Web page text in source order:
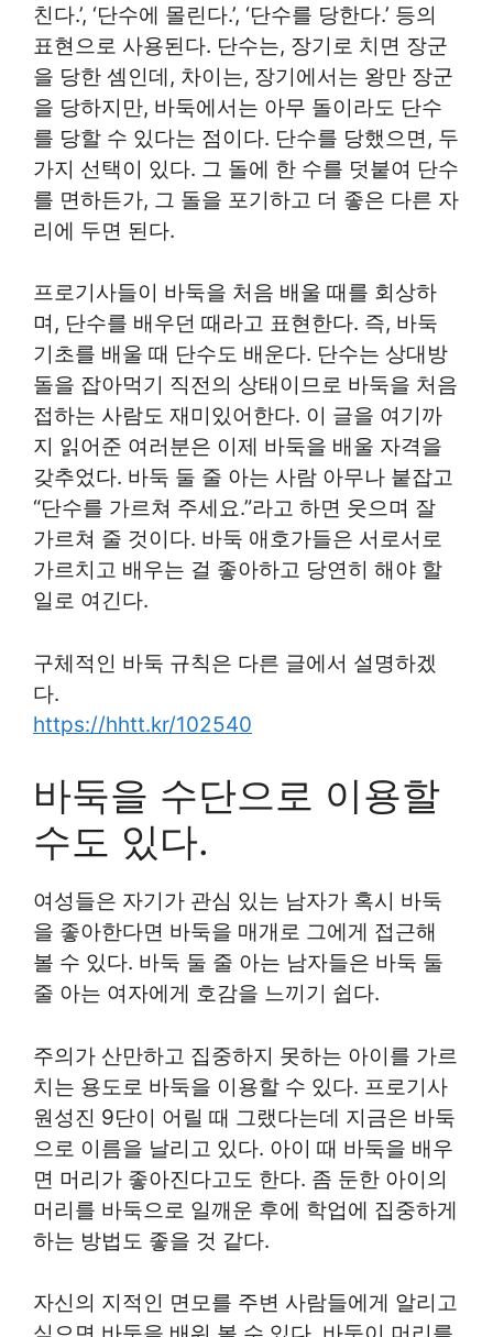
친다.’, ‘단수에 몰린다.’, ‘단수를 당한다.’ 등의
표현으로 사용된다. 단수는, 장기로 치면 장군
을 당한 셈인데, 차이는, 장기에서는 왕만 장군
을 당하지만, 바둑에서는 아무 돌이라도 단수
를 당할 수 있다는 점이다. 단수를 당했으면, 두
가지 선택이 있다. 그 돌에 한 수를 덧붙여 단수
를 면하든가, 그 돌을 포기하고 더 좋은 다른 자
리에 두면 된다.
프로기사들이 바둑을 처음 배울 때를 회상하
며, 단수를 배우던 때라고 표현한다. 즉, 바둑
기초를 배울 때 단수도 배운다. 단수는 상대방
돌을 잡아먹기 직전의 상태이므로 바둑을 처음
접하는 사람도 재미있어한다. 이 글을 여기까
지 읽어준 여러분은 이제 바둑을 배울 자격을
갖추었다. 바둑 둘 줄 아는 사람 아무나 붙잡고
“단수를 가르쳐 주세요.”라고 하면 웃으며 잘
가르쳐 줄 것이다. 바둑 애호가들은 서로서로
가르치고 배우는 걸 좋아하고 당연히 해야 할
일로 여긴다.
구체적인 바둑 규칙은 다른 글에서 설명하겠
다.
https://hhtt.kr/102540
바둑을 수단으로 이용할
수도 있다.
여성들은 자기가 관심 있는 남자가 혹시 바둑
을 좋아한다면 바둑을 매개로 그에게 접근해
볼 수 있다. 바둑 둘 줄 아는 남자들은 바둑 둘
줄 아는 여자에게 호감을 느끼기 쉽다.
주의가 산만하고 집중하지 못하는 아이를 가르
치는 용도로 바둑을 이용할 수 있다. 프로기사
원성진 9단이 어릴 때 그랬다는데 지금은 바둑
으로 이름을 날리고 있다. 아이 때 바둑을 배우
면 머리가 좋아진다고도 한다. 좀 둔한 아이의
머리를 바둑으로 일깨운 후에 학업에 집중하게
하는 방법도 좋을 것 같다.
자신의 지적인 면모를 주변 사람들에게 알리고